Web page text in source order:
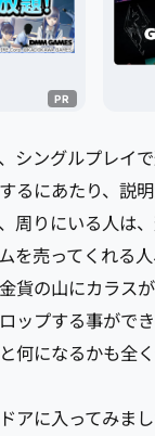
シングルプレイ
るにあたり、説明
周りにいる人は
を売ってくれる人
貨の山にカラス
ップする事ができ
何になるかも全く
アに入ってみま